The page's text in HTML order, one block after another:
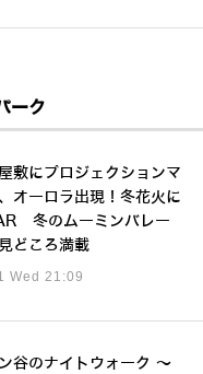
ーク
敷にプロジェクションマ
オーロラ出現！冬花火に
冬のムーミンバレー
どころ満載
Wed 21:09
ン谷のナイトウォーク ～